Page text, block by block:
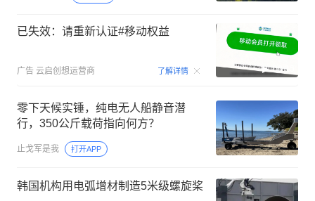
已失效：请重新认证#移动权益
广告 云启创想运营商 了解详情 00:15
零下天候实锤，纯电无人船静音潜
行，350公斤载荷指向何方？
止戈军是我 打开APP
韩国机构用电弧增材制造5米级螺旋桨